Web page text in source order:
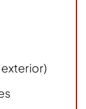
exterior)